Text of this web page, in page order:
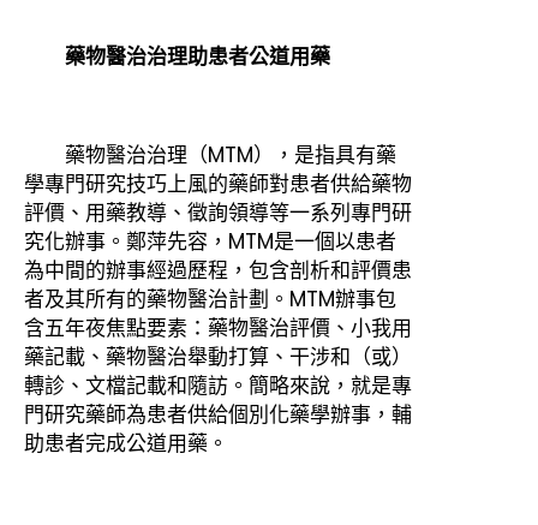
藥物醫治治理助患者公道用藥
藥物醫治治理（MTM），是指具有藥
學專門研究技巧上風的藥師對患者供給藥物
評價、用藥教導、徵詢領導等一系列專門研
究化辦事。鄭萍先容，MTM是一個以患者
為中間的辦事經過歷程，包含剖析和評價患
者及其所有的藥物醫治計劃。MTM辦事包
含五年夜焦點要素：藥物醫治評價、小我用
藥記載、藥物醫治舉動打算、干涉和（或）
轉診、文檔記載和隨訪。簡略來說，就是專
門研究藥師為患者供給個別化藥學辦事，輔
助患者完成公道用藥。